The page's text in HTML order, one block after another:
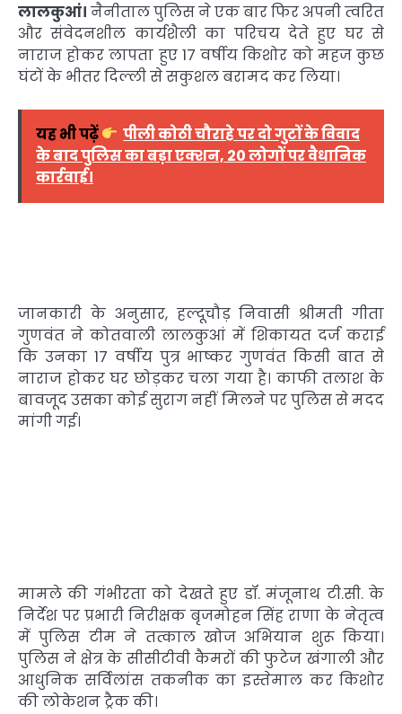
लालकुआं। नैनीताल पुलिस ने एक बार फिर अपनी त्वरित
और संवेदनशील कार्यशैली का परिचय देते हुए घर से
नाराज होकर लापता हुए 17 वर्षीय किशोर को महज कुछ
घंटों के भीतर दिल्ली से सकुशल बरामद कर लिया।
यह भी पढ़ें
पीली कोठी चौराहे पर दो गुटों के विवाद
के बाद पुलिस का बड़ा एक्शन, 20 लोगों पर वैधानिक
कार्रवाई।
जानकारी के अनुसार, हल्दूचौड़ निवासी श्रीमती गीता
गुणवंत ने कोतवाली लालकुआं में शिकायत दर्ज कराई
कि उनका 17 वर्षीय पुत्र भाष्कर गुणवंत किसी बात से
नाराज होकर घर छोड़कर चला गया है। काफी तलाश के
बावजूद उसका कोई सुराग नहीं मिलने पर पुलिस से मदद
मांगी गई।
मामले की गंभीरता को देखते हुए डॉ. मंजूनाथ टी.सी. के
निर्देश पर प्रभारी निरीक्षक बृजमोहन सिंह राणा के नेतृत्व
में पुलिस टीम ने तत्काल खोज अभियान शुरू किया।
पुलिस ने क्षेत्र के सीसीटीवी कैमरों की फुटेज खंगाली और
आधुनिक सर्विलांस तकनीक का इस्तेमाल कर किशोर
की लोकेशन ट्रैक की।